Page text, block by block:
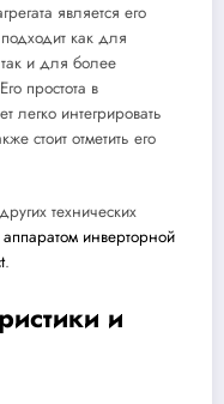
является его
как для
и для более
простота в
легко интегрировать
стоит отметить его
технических
аппаратом инверторной
.
и